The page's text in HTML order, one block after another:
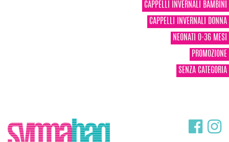
CAPPELLI INVERNALI BAMBINI
CAPPELLI INVERNALI DONNA
NEONATI 0-36 MESI
PROMOZIONE
SENZA CATEGORIA